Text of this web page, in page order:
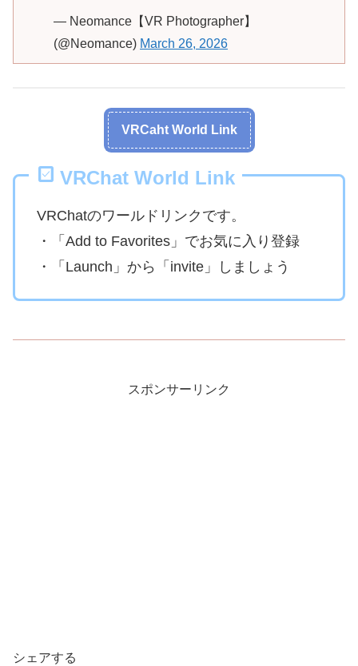
— Neomance【VR Photographer】
(@Neomance) March 26, 2026
VRCaht World Link
VRChat World Link
VRChatのワールドリンクです。
・「Add to Favorites」でお気に入り登録
・「Launch」から「invite」しましょう
スポンサーリンク
シェアする